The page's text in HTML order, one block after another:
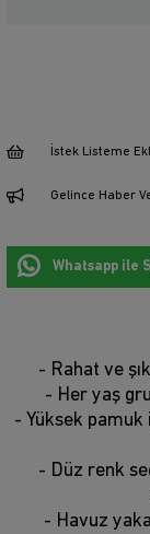
İstek Listeme
Gelince Haber
Whatsapp ile
- Rahat ve
- Her yaş
- Yüksek
- Düz renk
- Havuz